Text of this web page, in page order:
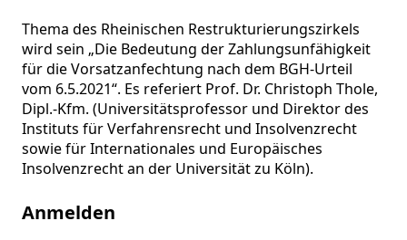
Thema des Rheinischen Restrukturierungszirkels
wird sein „Die Bedeutung der Zahlungsunfähigkeit
für die Vorsatzanfechtung nach dem BGH-Urteil
vom 6.5.2021“. Es referiert Prof. Dr. Christoph Thole,
Dipl.-Kfm. (Universitätsprofessor und Direktor des
Instituts für Verfahrensrecht und Insolvenzrecht
sowie für Internationales und Europäisches
Insolvenzrecht an der Universität zu Köln).
Anmelden